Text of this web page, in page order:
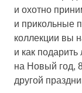
и охотно
и прикольные
коллекции вы
и как
на Новый год,
другой